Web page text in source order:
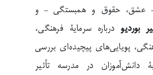
عشق، حقوق و همبستگی – و
بوردیودرباره سرمایۀ فرهنگی،
پویایی‌های پیچیده‌ای بررسی
در مدرسه تأثیر